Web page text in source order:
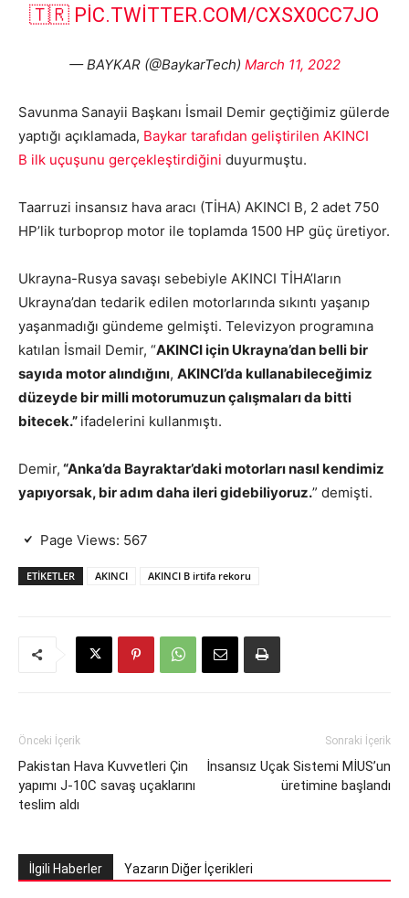
🇹🇷 PIC.TWITTER.COM/CXSX0CC7JO
— BAYKAR (@BaykarTech) March 11, 2022
Savunma Sanayii Başkanı İsmail Demir geçtiğimiz gülerde
yaptığı açıklamada, Baykar tarafıdan geliştirilen AKINCI
B ilk uçuşunu gerçekleştirdiğini duyurmuştu.
Taarruzi insansız hava aracı (TİHA) AKINCI B, 2 adet 750
HP’lik turboprop motor ile toplamda 1500 HP güç üretiyor.
Ukrayna-Rusya savaşı sebebiyle AKINCI TİHA’ların
Ukrayna’dan tedarik edilen motorlarında sıkıntı yaşanıp
yaşanmadığı gündeme gelmişti. Televizyon programına
katılan İsmail Demir, “AKINCI için Ukrayna’dan belli bir
sayıda motor alındığını, AKINCI’da kullanabileceğimiz
düzeyde bir milli motorumuzun çalışmaları da bitti
bitecek.” ifadelerini kullanmıştı.
Demir, “Anka’da Bayraktar’daki motorları nasıl kendimiz
yapıyorsak, bir adım daha ileri gidebiliyoruz.” demişti.
Page Views: 567
ETIKETLER AKINCI AKINCI B irtifa rekoru
Önceki İçerik
Pakistan Hava Kuvvetleri Çin
yapımı J-10C savaş uçaklarını
teslim aldı
Sonraki İçerik
İnsansız Uçak Sistemi MİUS’un
üretimine başlandı
İlgili Haberler Yazarın Diğer İçerikleri